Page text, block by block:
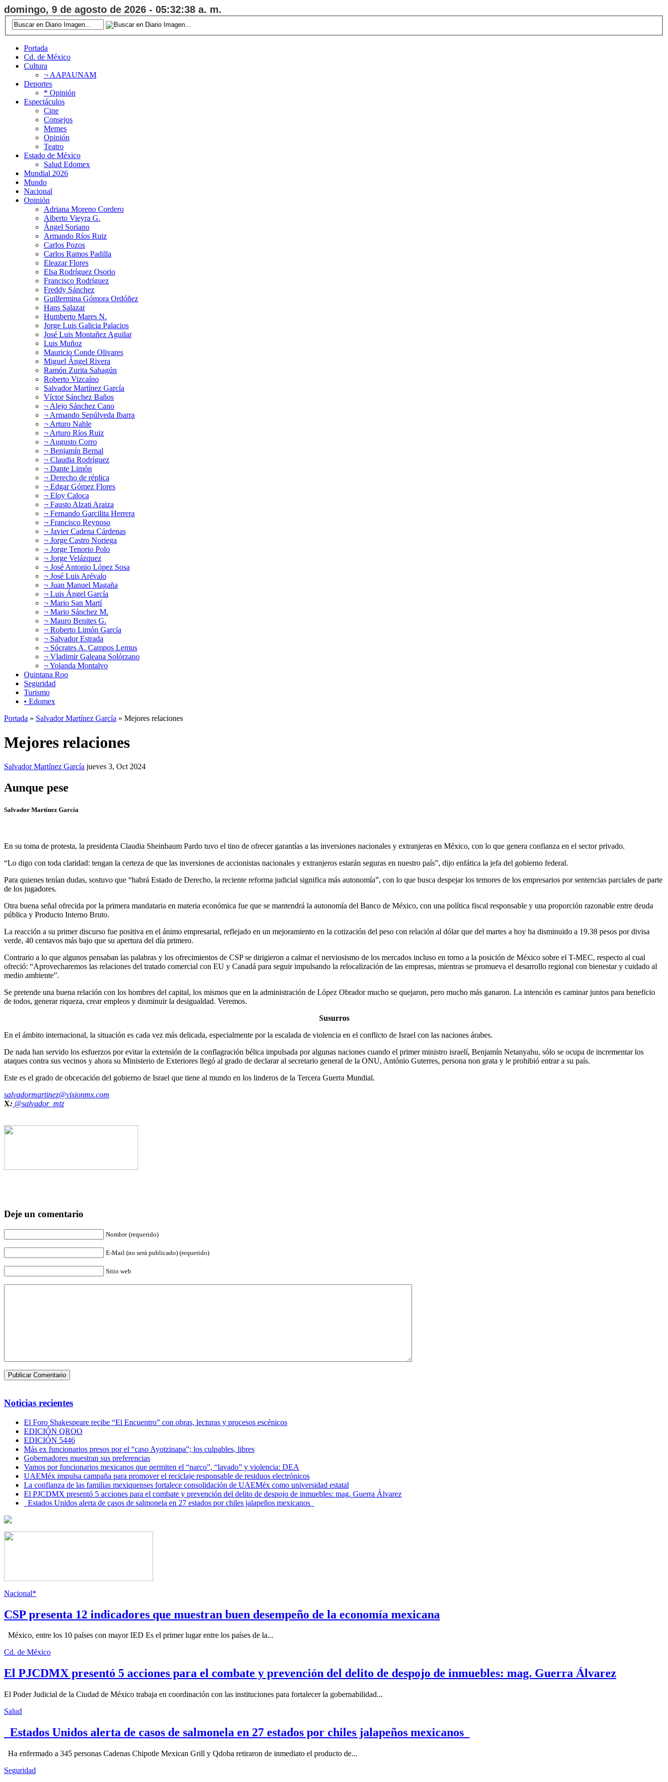
domingo, 9 de agosto de 2026 - 05:32:39 a. m.
Portada
Cd. de México
Cultura
¬ AAPAUNAM
Deportes
* Opinión
Espectáculos
Cine
Consejos
Memes
Opinión
Teatro
Estado de México
Salud Edomex
Mundial 2026
Mundo
Nacional
Opinión
Adriana Moreno Cordero
Alberto Vieyra G.
Ángel Soriano
Armando Ríos Ruiz
Carlos Pozos
Carlos Ramos Padilla
Eleazar Flores
Elsa Rodríguez Osorio
Francisco Rodríguez
Freddy Sánchez
Guillermina Gómora Ordóñez
Hans Salazar
Humberto Mares N.
Jorge Luis Galicia Palacios
José Luis Montañez Aguilar
Luis Muñoz
Mauricio Conde Olivares
Miguel Ángel Rivera
Ramón Zurita Sahagún
Roberto Vizcaíno
Salvador Martínez García
Víctor Sánchez Baños
¬ Alejo Sánchez Cano
¬ Armando Sepúlveda Ibarra
¬ Arturo Nahle
¬ Arturo Ríos Ruiz
¬ Augusto Corro
¬ Benjamín Bernal
¬ Claudia Rodríguez
¬ Dante Limón
¬ Derecho de réplica
¬ Edgar Gómez Flores
¬ Eloy Caloca
¬ Fausto Alzati Araiza
¬ Fernando Garcilita Herrera
¬ Francisco Reynoso
¬ Javier Cadena Cárdenas
¬ Jorge Castro Noriega
¬ Jorge Tenorio Polo
¬ Jorge Velázquez
¬ José Antonio López Sosa
¬ José Luis Arévalo
¬ Juan Manuel Magaña
¬ Luis Ángel García
¬ Mario San Martí
¬ Mario Sánchez M.
¬ Mauro Benites G.
¬ Roberto Limón García
¬ Salvador Estrada
¬ Sócrates A. Campos Lemus
¬ Vladimir Galeana Solórzano
¬ Yolanda Montalvo
Quintana Roo
Seguridad
Turismo
• Edomex
Portada » Salvador Martínez García » Mejores relaciones
Mejores relaciones
Salvador Martínez García jueves 3, Oct 2024
Aunque pese
Salvador Martínez García
En su toma de protesta, la presidenta Claudia Sheinbaum Pardo tuvo el tino de ofrecer garantías a las inversiones nacionales y extranjeras en México, con lo que genera confianza en el sector privado.
“Lo digo con toda claridad: tengan la certeza de que las inversiones de accionistas nacionales y extranjeros estarán seguras en nuestro país”, dijo enfática la jefa del gobierno federal.
Para quienes tenían dudas, sostuvo que “habrá Estado de Derecho, la reciente reforma judicial significa más autonomía”, con lo que busca despejar los temores de los empresarios por sentencias parciales de parte
de los jugadores.
Otra buena señal ofrecida por la primera mandataria en materia económica fue que se mantendrá la autonomía del Banco de México, con una política fiscal responsable y una proporción razonable entre deuda
pública y Producto Interno Bruto.
La reacción a su primer discurso fue positiva en el ánimo empresarial, reflejado en un mejoramiento en la cotización del peso con relación al dólar que del martes a hoy ha disminuido a 19.38 pesos por divisa
verde, 40 centavos más bajo que su apertura del día primero.
Contrario a lo que algunos pensaban las palabras y los ofrecimientos de CSP se dirigieron a calmar el nerviosismo de los mercados incluso en torno a la posición de México sobre el T-MEC, respecto al cual
ofreció: “Aprovecharemos las relaciones del tratado comercial con EU y Canadá para seguir impulsando la relocalización de las empresas, mientras se promueva el desarrollo regional con bienestar y cuidado al
medio ambiente”.
Se pretende una buena relación con los hombres del capital, los mismos que en la administración de López Obrador mucho se quejaron, pero mucho más ganaron. La intención es caminar juntos para beneficio
de todos, generar riqueza, crear empleos y disminuir la desigualdad. Veremos.
Susurros
En el ámbito internacional, la situación es cada vez más delicada, especialmente por la escalada de violencia en el conflicto de Israel con las naciones árabes.
De nada han servido los esfuerzos por evitar la extensión de la conflagración bélica impulsada por algunas naciones cuando el primer ministro israelí, Benjamín Netanyahu, sólo se ocupa de incrementar los
ataques contra sus vecinos y ahora su Ministerio de Exteriores llegó al grado de declarar al secretario general de la ONU, António Guterres, persona non grata y le prohibió entrar a su país.
Este es el grado de obcecación del gobierno de Israel que tiene al mundo en los linderos de la Tercera Guerra Mundial.
salvadormartinez@visionmx.com
X: @salvador_mtz
Deje un comentario
Nombre (requerido)
E-Mail (no será publicado) (requerido)
Sitio web
Noticias recientes
El Foro Shakespeare recibe “El Encuentro” con obras, lecturas y procesos escénicos
EDICIÓN QROO
EDICIÓN 5446
Más ex funcionarios presos por el “caso Ayotzinapa”; los culpables, libres
Gobernadores muestran sus preferencias
Vamos por funcionarios mexicanos que permiten el “narco”, “lavado” y violencia: DEA
UAEMéx impulsa campaña para promover el reciclaje responsable de residuos electrónicos
La confianza de las familias mexiquenses fortalece consolidación de UAEMéx como universidad estatal
El PJCDMX presentó 5 acciones para el combate y prevención del delito de despojo de inmuebles: mag. Guerra Álvarez
Estados Unidos alerta de casos de salmonela en 27 estados por chiles jalapeños mexicanos
Nacional*
CSP presenta 12 indicadores que muestran buen desempeño de la economía mexicana
México, entre los 10 países con mayor IED Es el primer lugar entre los países de la...
Cd. de México
El PJCDMX presentó 5 acciones para el combate y prevención del delito de despojo de inmuebles: mag. Guerra Álvarez
El Poder Judicial de la Ciudad de México trabaja en coordinación con las instituciones para fortalecer la gobernabilidad...
Salud
Estados Unidos alerta de casos de salmonela en 27 estados por chiles jalapeños mexicanos
Ha enfermado a 345 personas Cadenas Chipotle Mexican Grill y Qdoba retiraron de inmediato el producto de...
Seguridad